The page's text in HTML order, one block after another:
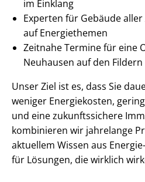
im Einklang
Experten für Gebäude
auf Energiethemen
Zeitnahe Termine für eine
Neuhausen auf den
Unser Ziel ist es, dass Sie
weniger Energiekosten,
und eine zukunftssichere
kombinieren wir jahrelange
aktuellem Wissen aus
für Lösungen, die wirklich